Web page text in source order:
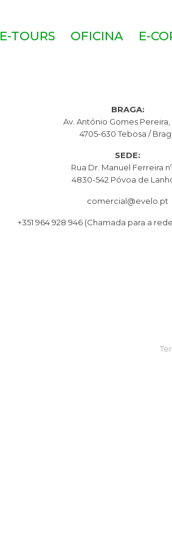
E-TOURS OFICINA E-
BRAGA:
Av. António Gomes Pereira,
4705-630 Tebosa /
SEDE:
Rua Dr. Manuel Ferreira
4830-542 Póvoa de
comercial@evelo.pt
+351 964 928 946 (Chamada para a